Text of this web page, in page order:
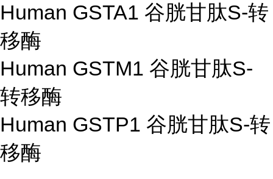
Human GSTA1 谷胱甘肽S-转
移酶
Human GSTM1 谷胱甘肽S-
转移酶
Human GSTP1 谷胱甘肽S-转
移酶